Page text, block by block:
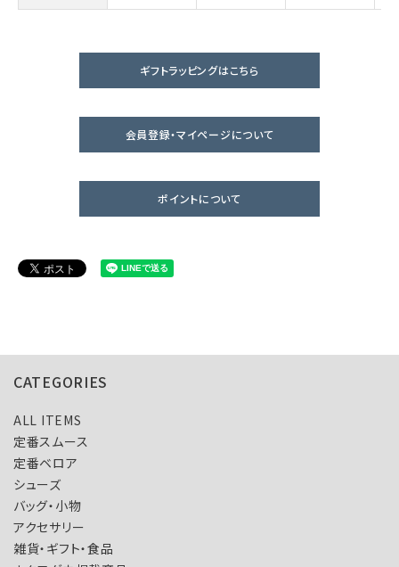
ギフトラッピングはこちら
会員登録・マイページについて
ポイントについて
CATEGORIES
ALL ITEMS
定番スムース
定番ベロア
シューズ
バッグ・小物
アクセサリー
雑貨・ギフト・食品